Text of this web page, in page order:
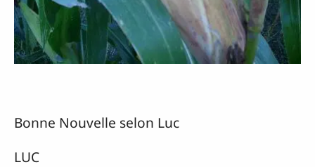
Bonne Nouvelle selon Luc
LUC